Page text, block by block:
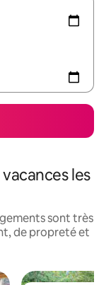
les
sont très
de propreté et